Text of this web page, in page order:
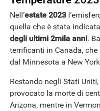
Nell’estate 2023
quella che è stata
degli ultimi 2mila anni.
terrificanti in Canada,
dal Minnesota a New
Restando negli Stati
provocato la morte di
Arizona, mentre in